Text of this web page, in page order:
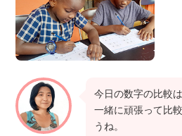
今日の数字の比較
一緒に頑張って比
うね。